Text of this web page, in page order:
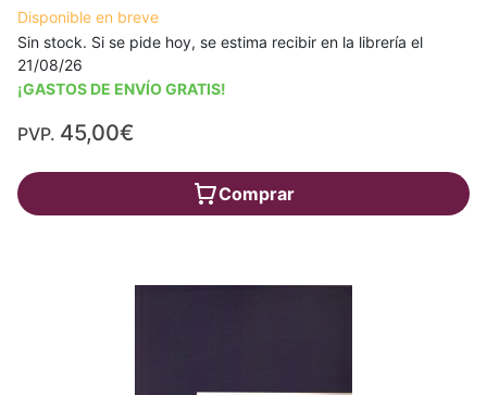
Disponible en breve
Sin stock. Si se pide hoy, se estima recibir en la librería el
21/08/26
¡GASTOS DE ENVÍO GRATIS!
PVP. 45,00€
Comprar